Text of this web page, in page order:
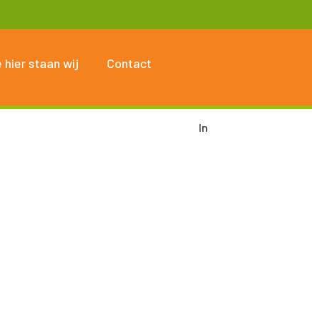
hier staan wij
Contact
In